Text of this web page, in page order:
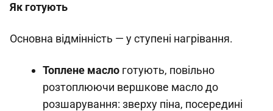
Як готують
Основна відмінність — у ступені нагрівання.
Топлене масло готують, повільно
розтоплюючи вершкове масло до
розшарування: зверху піна, посередині